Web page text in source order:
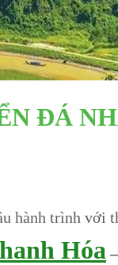
ĐÁ
hành trình
Hóa